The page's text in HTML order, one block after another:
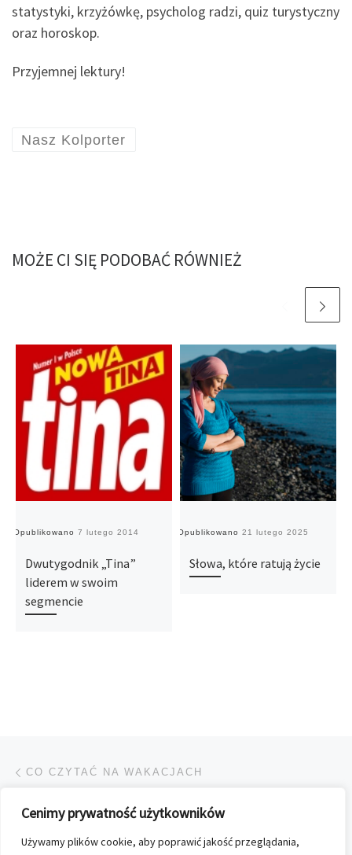
Cenimy prywatność użytkowników
Używamy plików cookie, aby poprawić jakość przeglądania,
statystyki, krzyżówkę, psycholog radzi, quiz turystyczny
oraz horoskop.
Przyjemnej lektury!
Nasz Kolporter
MOŻE CI SIĘ PODOBAĆ RÓWNIEŻ
Opublikowano 7 lutego 2014
Dwutygodnik „Tina”
liderem w swoim
segmencie
Opublikowano 21 lutego 2025
Słowa, które ratują życie
Przeglądanie Wpisów
CO CZYTAĆ NA WAKACJACH
POWRÓT DO LISTY